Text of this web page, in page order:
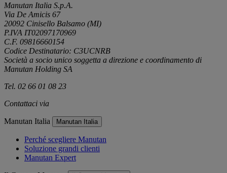
Manutan Italia S.p.A.
Via De Amicis 67
20092 Cinisello Balsamo (MI)
P.IVA IT02097170969
C.F. 09816660154
Codice Destinatario: C3UCNRB
Società a socio unico soggetta a direzione e coordinamento di
Manutan Holding SA
Tel. 02 66 01 08 23
Contattaci via
Manutan Italia Manutan Italia
Perché scegliere Manutan
Soluzione grandi clienti
Manutan Expert